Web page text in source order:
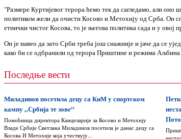
"Размере Куртијевог терора ћемо тек да сагледамо, али оно
политиком жели да очисти Косово и Метохију од Срба. Он
етнички чистог Косова, то је његова политика сада и у овој
Он је навео да зато Срби треба још снажније и јаче да се
како би се одбранили од терора Приштине и режима Аљбина
Последње вести
Миладинов посетила децу са КиМ у спортском
кампу „Србија те зове“
Помоћница директора Канцеларије за Косово и Метохију
Владе Србије Светлана Миладинов посетила је данас децу са
Косова И Метохије која учествују...